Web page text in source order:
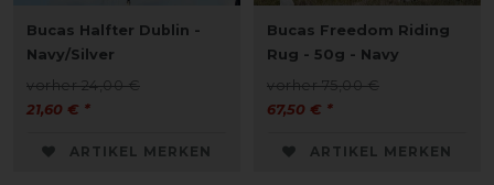
Bucas Halfter Dublin -
Navy/Silver
vorher 24,00 €
21,60 € *
ARTIKEL MERKEN
Bucas Freedom Riding
Rug - 50g - Navy
vorher 75,00 €
67,50 € *
ARTIKEL MERKEN